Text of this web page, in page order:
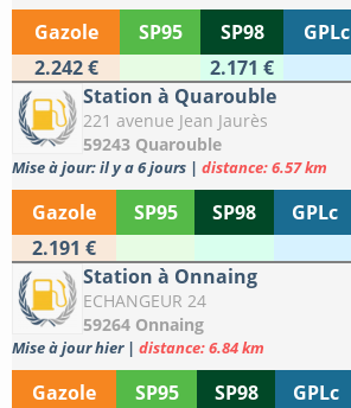
Gazole SP95 SP98 GPLc
2.242 €
2.171 €
Station à Quarouble
221 avenue Jean Jaurès
59243 Quarouble
Mise à jour: il y a 6 jours | distance: 6.57 km
Gazole SP95 SP98 GPLc
2.191 €
Station à Onnaing
ECHANGEUR 24
59264 Onnaing
Mise à jour hier | distance: 6.84 km
Gazole SP95 SP98 GPLc